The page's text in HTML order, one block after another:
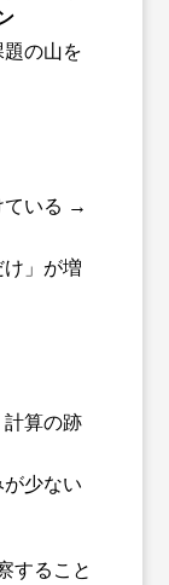
の山を
ている →
」が増
算の跡
少ない
すること